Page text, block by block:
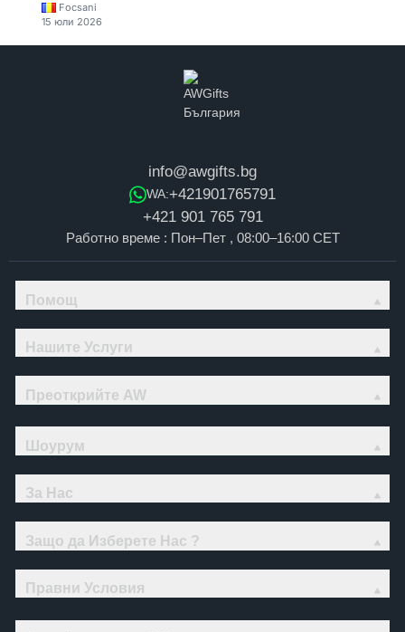
Focsani
15 юли 2026
info@awgifts.bg
WA:+421901765791
+421 901 765 791
Работно време : Пон–Пет , 08:00–16:00 CET
Помощ
Нашите Услуги
Преоткрийте AW
Шоурум
За Нас
Защо да Изберете Нас ?
Правни Условия